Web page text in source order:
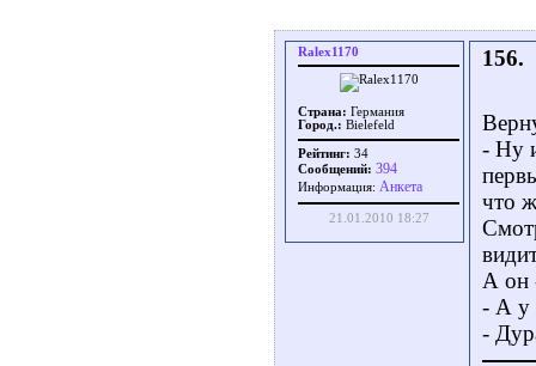
Ralex1170
Страна: Германия
Город.: Bielefeld
Рейтинг: 34
Сообщений: 394
Информация: Aнкета
21.01.2010 18:27
156.
- Ну
что
А он
- А у
-